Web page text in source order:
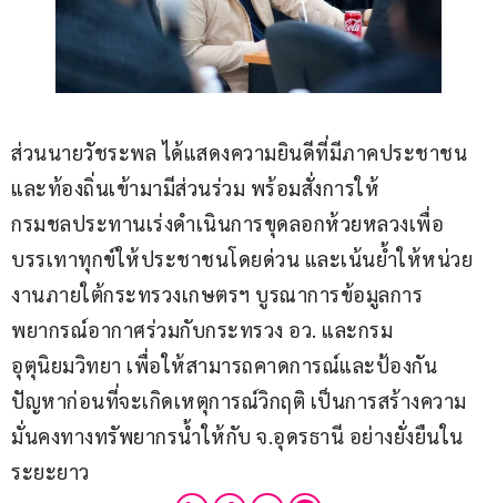
ส่วนนายวัชระพล ได้แสดงความยินดีที่มีภาคประชาชน
และท้องถิ่นเข้ามามีส่วนร่วม พร้อมสั่งการให้
กรมชลประทานเร่งดำเนินการขุดลอกห้วยหลวงเพื่อ
บรรเทาทุกข์ให้ประชาชนโดยด่วน และเน้นย้ำให้หน่วย
งานภายใต้กระทรวงเกษตรฯ บูรณาการข้อมูลการ
พยากรณ์อากาศร่วมกับกระทรวง อว. และกรม
อุตุนิยมวิทยา เพื่อให้สามารถคาดการณ์และป้องกัน
ปัญหาก่อนที่จะเกิดเหตุการณ์วิกฤติ เป็นการสร้างความ
มั่นคงทางทรัพยากรน้ำให้กับ จ.อุดรธานี อย่างยั่งยืนใน
ระยะยาว